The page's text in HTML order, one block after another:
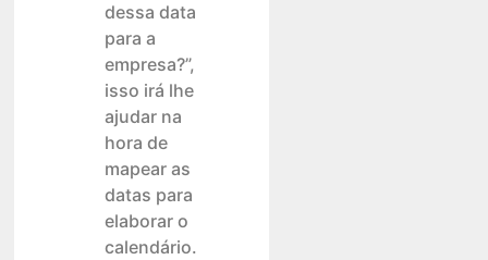
dessa data
para a
empresa?”,
isso irá lhe
ajudar na
hora de
mapear as
datas para
elaborar o
calendário.